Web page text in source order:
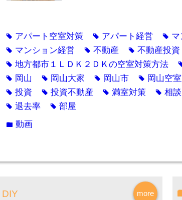
tag アパート空室対策 tag アパート経営 tag マ
tag マンション経営 tag 不動産 tag 不動産投資
tag 地方都市１ＬＤＫ２ＤＫの空室対策方法
tag 岡山 tag 岡山大家 tag 岡山市 tag 岡山空
tag 投資 tag 投資不動産 tag 満室対策 tag 相談
tag 退去率 tag 部屋
folder 動画
more
DIY